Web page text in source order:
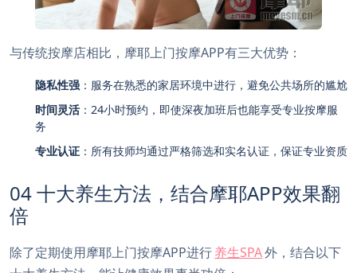
与传统按摩店相比，摩耶上门按摩APP有三大优势：
隐私性强 ：服务在熟悉的家居环境中进行，避免公共场所的尴尬
时间灵活：24小时预约，即使深夜加班后也能享受专业按摩服
务
专业认证 ：所有技师均通过严格筛选和实名认证，保证专业资质
04 十大养生方法，结合摩耶APP效果翻
倍
除了定期使用摩耶上门按摩APP进行养生SPA外，结合以下